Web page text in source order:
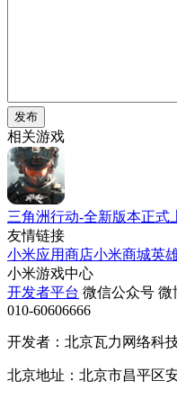
发布
相关游戏
三角洲行动-全新版本正式
友情链接
小米应用商店小米商城英
小米游戏中心
开发者平台 微信公众号 微
010-60606666
开发者：北京瓦力网络科
北京地址：北京市昌平区